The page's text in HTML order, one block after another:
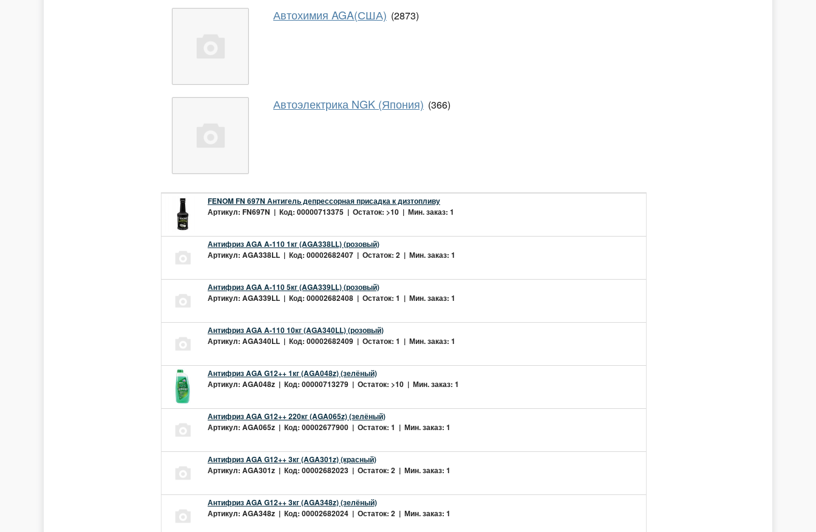
Автохимия AGA(США) (2873)
Автоэлектрика NGK (Япония) (366)
FENOM FN 697N Антигель депрессорная присадка к дизтопливу
Артикул: FN697N | Код: 00000713375 | Остаток: >10 | Мин. заказ: 1
Антифриз AGA A-110 1кг (AGA338LL) (розовый)
Артикул: AGA338LL | Код: 00002682407 | Остаток: 2 | Мин. заказ: 1
Антифриз AGA A-110 5кг (AGA339LL) (розовый)
Артикул: AGA339LL | Код: 00002682408 | Остаток: 1 | Мин. заказ: 1
Антифриз AGA A-110 10кг (AGA340LL) (розовый)
Артикул: AGA340LL | Код: 00002682409 | Остаток: 1 | Мин. заказ: 1
Антифриз AGA G12++ 1кг (AGA048z) (зелёный)
Артикул: AGA048z | Код: 00000713279 | Остаток: >10 | Мин. заказ: 1
Антифриз AGA G12++ 220кг (AGA065z) (зелёный)
Артикул: AGA065z | Код: 00002677900 | Остаток: 1 | Мин. заказ: 1
Антифриз AGA G12++ 3кг (AGA301z) (красный)
Артикул: AGA301z | Код: 00002682023 | Остаток: 2 | Мин. заказ: 1
Антифриз AGA G12++ 3кг (AGA348z) (зелёный)
Артикул: AGA348z | Код: 00002682024 | Остаток: 2 | Мин. заказ: 1